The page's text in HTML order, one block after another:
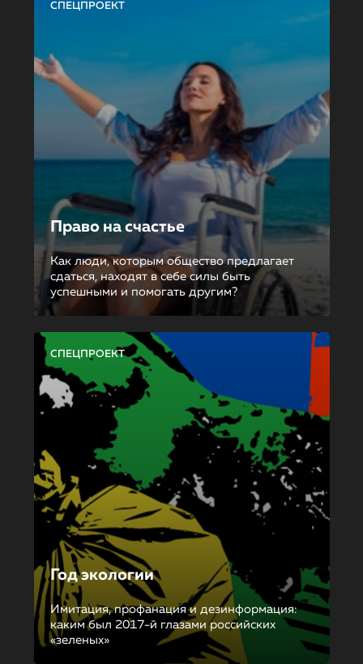
СПЕЦПРОЕКТ
Право на счастье
Как люди, которым общество предлагает
сдаться, находят в себе силы быть
успешными и помогать другим?
СПЕЦПРОЕКТ
Год экологии
Имитация, профанация и дезинформация:
каким был 2017-й глазами российских
«зеленых»